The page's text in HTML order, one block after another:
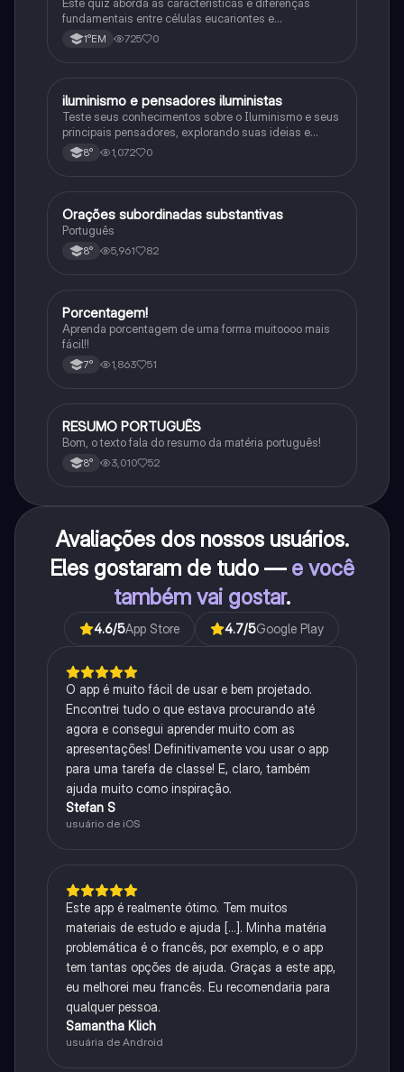
fundamentais entre células eucariontes e
procariontes.
1°EM 725 0
História
iluminismo e pensadores iluministas
Teste seus conhecimentos sobre o Iluminismo e seus
principais pensadores, explorando suas ideias e
impacto histórico.
8° 1,072 0
Português
Orações subordinadas substantivas
Português
8° 5,961 82
Matematica
Porcentagem!
Aprenda porcentagem de uma forma muitoooo mais
fácil!!
7° 1,863 51
Português
RESUMO PORTUGUÊS
Bom, o texto fala do resumo da matéria português!
8° 3,010 52
Avaliações dos nossos usuários.
Eles gostaram de tudo — e você
também vai gostar.
4.6/5App Store 4.7/5Google Play
O app é muito fácil de usar e bem projetado.
Encontrei tudo o que estava procurando até
agora e consegui aprender muito com as
apresentações! Definitivamente vou usar o app
para uma tarefa de classe! E, claro, também
ajuda muito como inspiração.
Stefan S
usuário de iOS
Este app é realmente ótimo. Tem muitos
materiais de estudo e ajuda [...]. Minha matéria
problemática é o francês, por exemplo, e o app
tem tantas opções de ajuda. Graças a este app,
eu melhorei meu francês. Eu recomendaria para
qualquer pessoa.
Samantha Klich
usuária de Android